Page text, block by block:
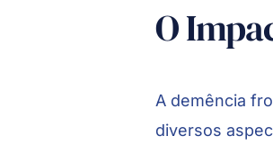
O
A demência
diversos